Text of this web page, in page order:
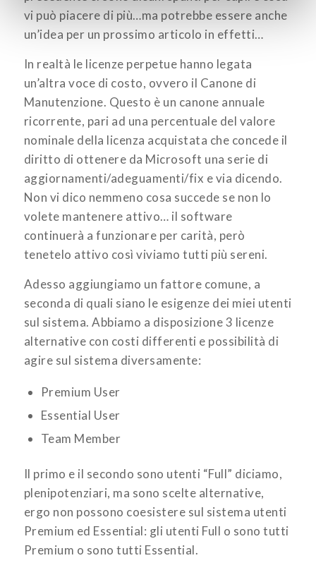
vi può piacere di più…ma potrebbe essere anche
un’idea per un prossimo articolo in effetti…
In realtà le licenze perpetue hanno legata
un’altra voce di costo, ovvero il Canone di
Manutenzione. Questo è un canone annuale
ricorrente, pari ad una percentuale del valore
nominale della licenza acquistata che concede il
diritto di ottenere da Microsoft una serie di
aggiornamenti/adeguamenti/fix e via dicendo.
Non vi dico nemmeno cosa succede se non lo
volete mantenere attivo… il software
continuerà a funzionare per carità, però
tenetelo attivo così viviamo tutti più sereni.
Adesso aggiungiamo un fattore comune, a
seconda di quali siano le esigenze dei miei utenti
sul sistema. Abbiamo a disposizione 3 licenze
alternative con costi differenti e possibilità di
agire sul sistema diversamente:
Premium User
Essential User
Team Member
Il primo e il secondo sono utenti “Full” diciamo,
plenipotenziari, ma sono scelte alternative,
ergo non possono coesistere sul sistema utenti
Premium ed Essential: gli utenti Full o sono tutti
Premium o sono tutti Essential.